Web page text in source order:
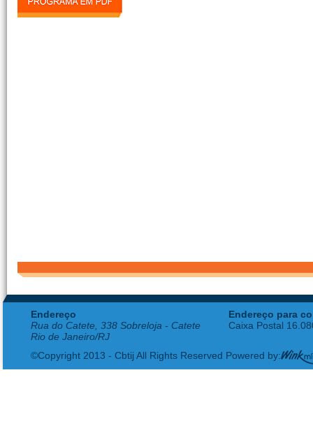
Endereço
Rua do Catete, 338 Sobreloja - Catete
Rio de Janeiro/RJ
Endereço para
Caixa Postal
©Copyright 2013 - Cbtij All Rights Reserved Powered by: